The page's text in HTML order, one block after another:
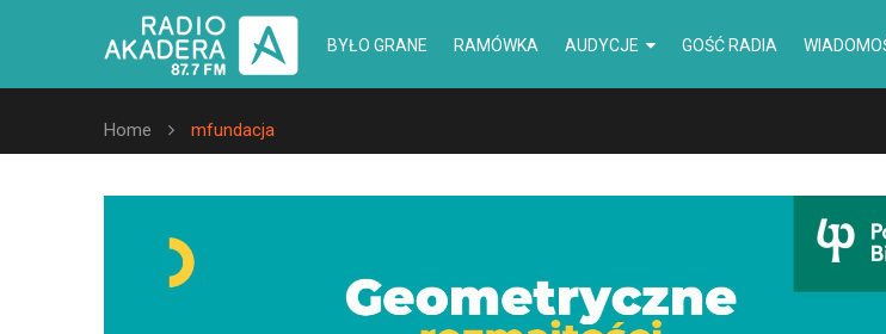
BYŁO GRANE RAMÓWKA AUDYCJE GOŚĆ RADIA
Home mfundacja